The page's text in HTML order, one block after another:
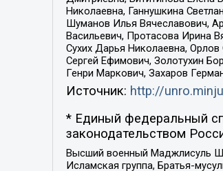
Николаевна, Ганнушкина
Шуманов Илья Вячеславович,
Васильевич, Протасова Ирина
Сухих Дарья Николаевна,
Сергей Ефимович, Золотухин
Генри Маркович, Захаров
Источник: http://
* Единый федеральный
законодательством
Высший военный Маджлисуль
Исламская группа, Братья-